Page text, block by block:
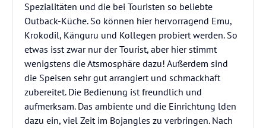
Spezialitäten und die bei Touristen so beliebte
Outback-Küche. So können hier hervorragend Emu,
Krokodil, Känguru und Kollegen probiert werden. So
etwas isst zwar nur der Tourist, aber hier stimmt
wenigstens die Atsmosphäre dazu! Außerdem sind
die Speisen sehr gut arrangiert und schmackhaft
zubereitet. Die Bedienung ist freundlich und
aufmerksam. Das ambiente und die Einrichtung lden
dazu ein, viel Zeit im Bojangles zu verbringen. Nach